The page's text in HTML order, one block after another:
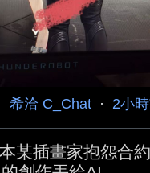
希洽 C_Chat · 2小
某插畫家抱怨合